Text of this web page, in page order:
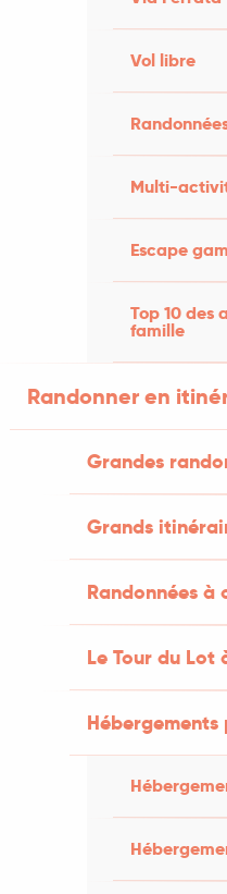
Vol libre
Multi-
Escape
Top 10 des
famille
Randonner en
Grandes
Grands
Randonnées
Le Tour du Lot
à texte de
17 allée des
Quercy-Blanc
train !
21
NOUS